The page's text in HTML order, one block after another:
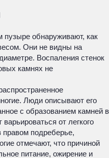
обнаруживают, как
Они не видны на
Воспаления стенок
камнях не
Люди описывают его
с образованием камней в
от легкого
подреберье,
отмечают, что причиной
питание, ожирение и